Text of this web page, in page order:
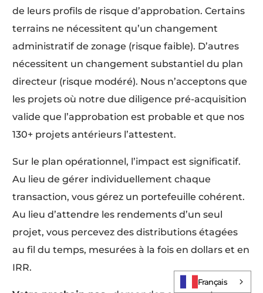
de leurs profils de risque d’approbation. Certains
terrains ne nécessitent qu’un changement
administratif de zonage (risque faible). D’autres
nécessitent un changement substantiel du plan
directeur (risque modéré). Nous n’acceptons que
les projets où notre due diligence pré-acquisition
valide que l’approbation est probable et que nos
130+ projets antérieurs l’attestent.
Sur le plan opérationnel, l’impact est significatif.
Au lieu de gérer individuellement chaque
transaction, vous gérez un portefeuille cohérent.
Au lieu d’attendre les rendements d’un seul
projet, vous percevez des distributions étagées
au fil du temps, mesurées à la fois en dollars et en
IRR.
Français